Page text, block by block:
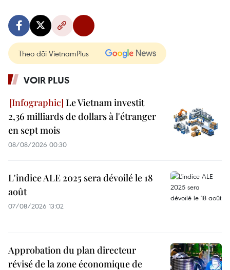
Theo dõi VietnamPlus
VOIR PLUS
Le Vietnam investit
2,36 milliards de dollars à l'étranger
en sept mois
08/08/2026 00:30
L'indice ALE 2025 sera dévoilé le 18
août
07/08/2026 13:02
Approbation du plan directeur
révisé de la zone économique de